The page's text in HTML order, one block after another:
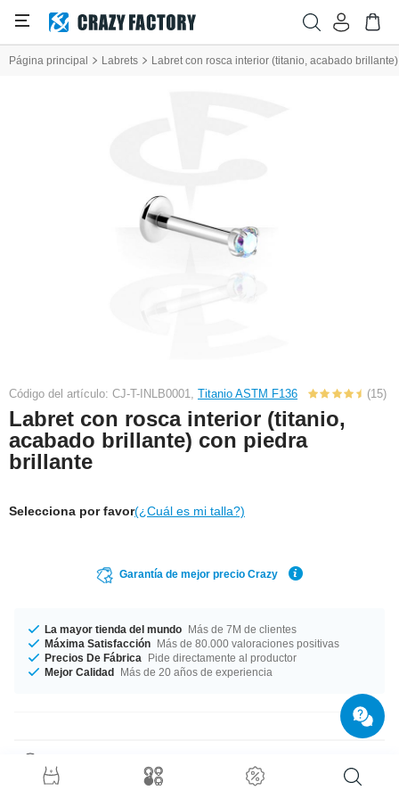
Página principal Labrets Labret con rosca interior (titanio, acabado
Código del artículo: CJ-T-INLB0001, Titanio ASTM F136 (15)
Labret con rosca interior (titanio,
acabado brillante) con piedra
brillante
Selecciona por favor(¿Cuál es mi talla?)
Garantía de mejor precio Crazy
La mayor tienda del mundo Más de 7M de clientes
Máxima Satisfacción Más de 80.000 valoraciones positivas
Precios De Fábrica
Pide directamente al productor
Mejor Calidad Más de 20 años de experiencia
Este artículo está disponible en un ancho de barra de 1.2 mm. Puedes